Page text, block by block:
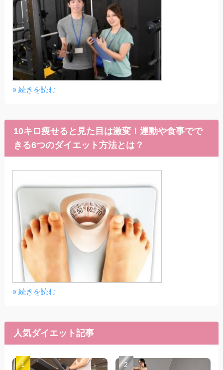
» 続きを読む
10キロ痩せると見た目は激変！運動や食事でで
きる6つのダイエット方法とは？
» 続きを読む
人気ダイエット記事